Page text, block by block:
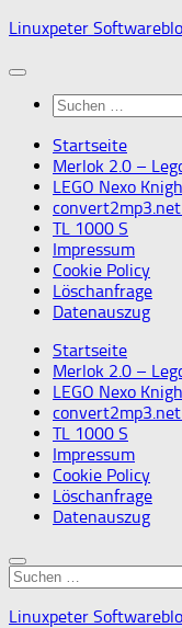
Skip
content
Linuxpeter
Suchen
nach:
Startseite
Merlok 2.0 –
LEGO Nexo
TL 1000 S
Impressum
Cookie Policy
Löschanfrage
Datenauszug
Startseite
Merlok 2.0 –
LEGO Nexo
TL 1000 S
Impressum
Cookie Policy
Löschanfrage
Datenauszug
Suchen
nach:
Linuxpeter